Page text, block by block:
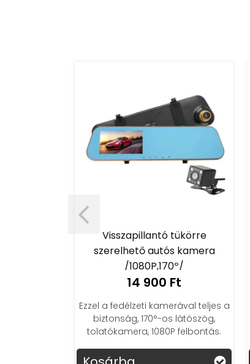
Visszapillantó tükörre
szerelhető autós kamera
/1080P,170º/
14 900 Ft
Ezzel a fedélzeti kamerával teljes a
biztonság, 170°-os látószög,
tolatókamera, 1080P felbontás.